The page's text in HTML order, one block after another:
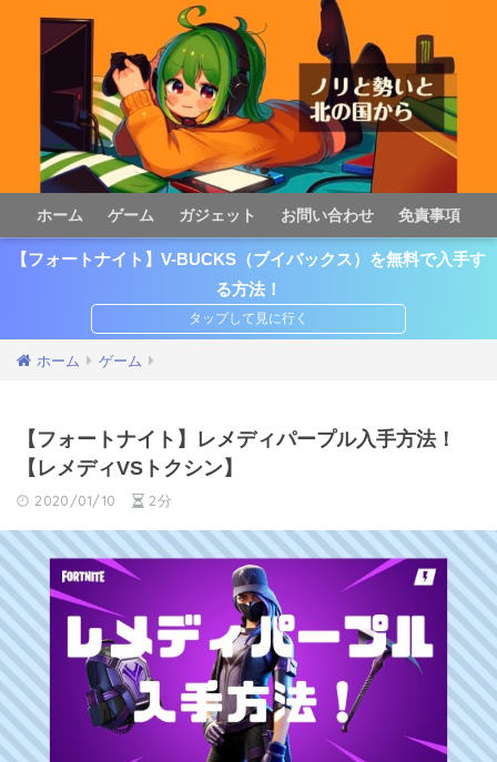
ホーム ゲーム ガジェット お問い合わせ 免責事項
【フォートナイト】V-BUCKS（ブイバックス）を無料で入手す
る方法！
ホーム ゲーム
【フォートナイト】レメディパープル入手方法！
【レメディVSトクシン】
2020/01/10 2分